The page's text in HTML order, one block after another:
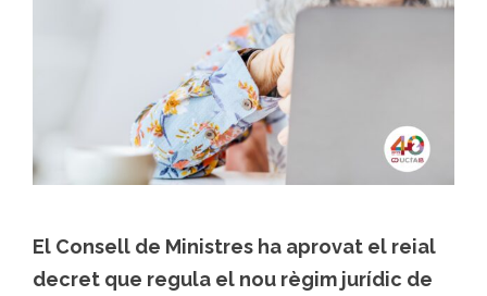
El Consell de Ministres ha aprovat el reial
decret que regula el nou règim jurídic de